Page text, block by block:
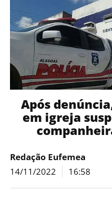
Após
em igreja
Redação Eufemea
14/11/2022
16:58